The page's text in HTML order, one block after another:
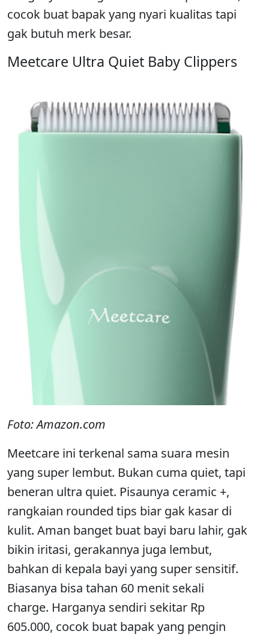
cocok buat bapak yang nyari kualitas tapi
gak butuh merk besar.
Meetcare Ultra Quiet Baby Clippers
Foto: Amazon.com
Meetcare ini terkenal sama suara mesin
yang super lembut. Bukan cuma quiet, tapi
beneran ultra quiet. Pisaunya ceramic +,
rangkaian rounded tips biar gak kasar di
kulit. Aman banget buat bayi baru lahir, gak
bikin iritasi, gerakannya juga lembut,
bahkan di kepala bayi yang super sensitif.
Biasanya bisa tahan 60 menit sekali
charge. Harganya sendiri sekitar Rp
605.000, cocok buat bapak yang pengin